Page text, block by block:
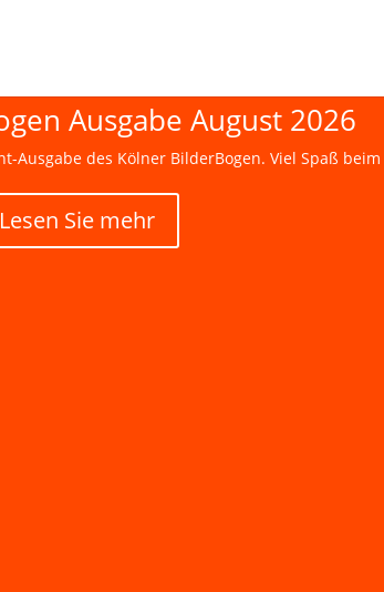
Ausgabe August 2026
Ausgabe des Kölner BilderBogen. Viel Spaß
Lesen Sie mehr